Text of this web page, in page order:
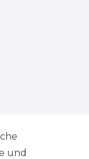
und